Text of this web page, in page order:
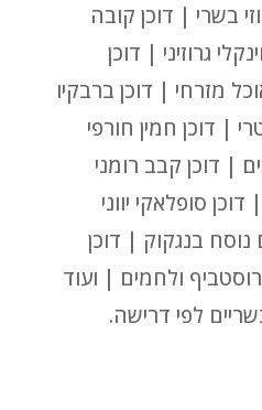
בשרי | דוכן קובה
גרוזיני | דוכן
מזרחי | דוכן ברבקיו
| דוכן חמין חורפי
| דוכן קבב רומני
סופלאקי יווני
נוסח בנגקוק | דוכן
ולחמים | ועוד
לפי דרישה.